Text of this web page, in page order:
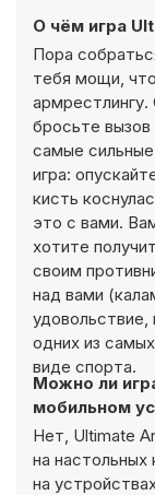
О чём игра
Пора
тебя мощи,
армрестлингу.
бросьте
самые
игра:
кисть
это с вами.
хотите
своим
над вами
одних из
виде спорта.
Можно ли
мобильном
Нет, Ultimate
на
на